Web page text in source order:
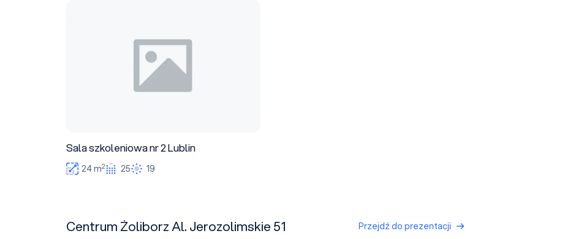
Sala szkoleniowa nr 2 Lublin
24 m2 25 19
Centrum Żoliborz Al. Jerozolimskie 51 Przejdź do prezentacji